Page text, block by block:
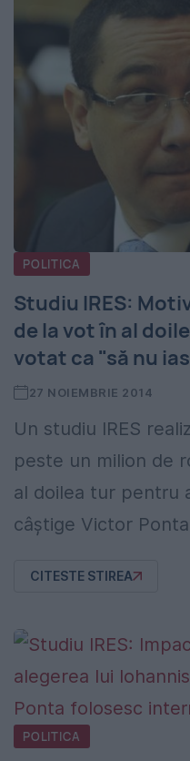
POLITICA
Studiu IRES:
de la vot în al
votat ca "să nu
27 NOIEMBRIE 2014
Un studiu IRES
peste un milion de
al doilea tur pentru
câştige Victor
CITESTE STIREA
POLITICA